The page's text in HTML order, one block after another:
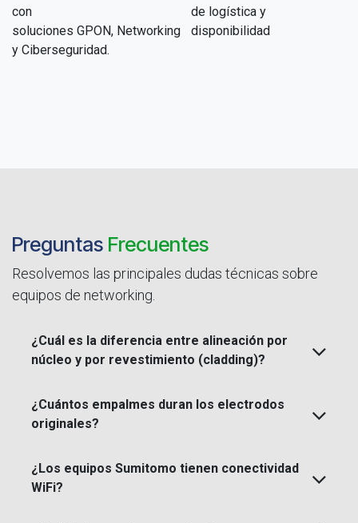
con
soluciones GPON, Networking
y Ciberseguridad.
de logística y
disponibilidad
Preguntas Frecuentes
Resolvemos las principales dudas técnicas sobre
equipos de networking.
¿Cuál es la diferencia entre alineación por
núcleo y por revestimiento (cladding)?
¿Cuántos empalmes duran los electrodos
originales?
¿Los equipos Sumitomo tienen conectividad
WiFi?